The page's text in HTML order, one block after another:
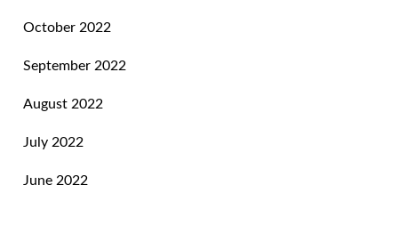
October 2022
September 2022
August 2022
July 2022
June 2022